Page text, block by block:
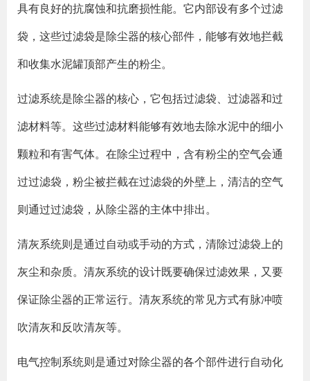
具有良好的抗腐蚀和抗磨损性能。它内部设有多个过滤
袋，这些过滤袋是除尘器的核心部件，能够有效地拦截
和收集水泥罐顶部产生的粉尘。
过滤系统是除尘器的核心，它包括过滤袋、过滤器和过
滤材料等。这些过滤材料能够有效地去除水泥中的细小
颗粒和有害气体。在除尘过程中，含有粉尘的空气会通
过过滤袋，粉尘被拦截在过滤袋的外壁上，清洁的空气
则通过过滤袋，从除尘器的主体中排出。
清灰系统则是通过自动或手动的方式，清除过滤袋上的
灰尘和杂质。清灰系统的设计既要确保过滤效果，又要
保证除尘器的正常运行。清灰系统的常见方式有脉冲喷
吹清灰和反吹清灰等。
电气控制系统则是通过对除尘器的各个部件进行自动化